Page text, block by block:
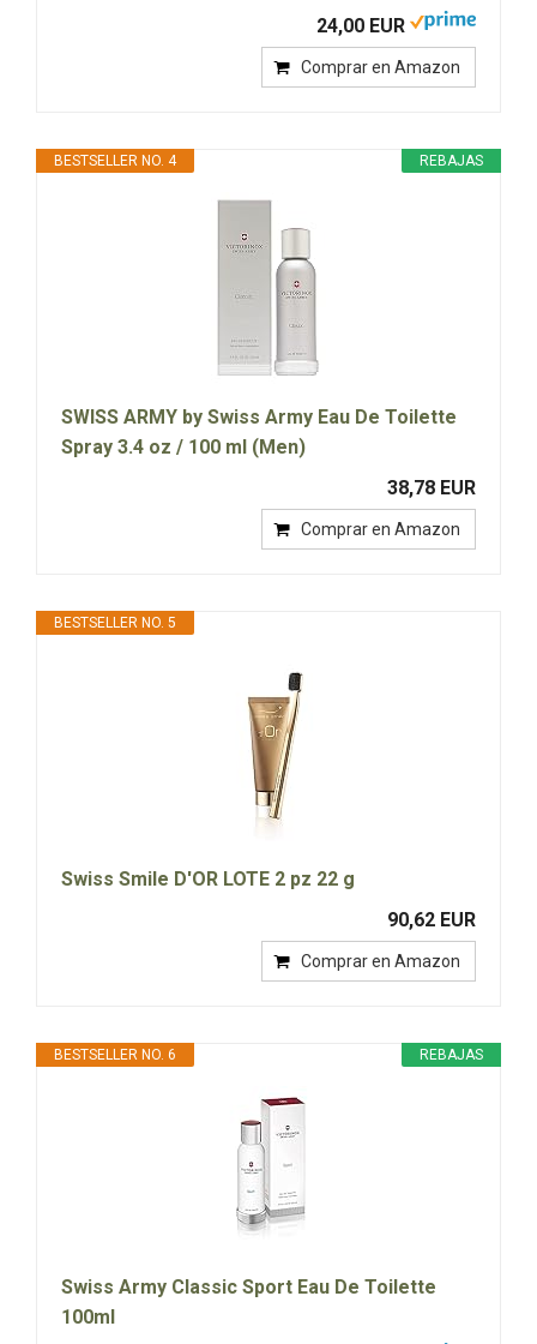
24,00 EUR
Comprar en Amazon
REBAJAS
BESTSELLER NO. 4
SWISS ARMY by Swiss Army Eau De Toilette
Spray 3.4 oz / 100 ml (Men)
38,78 EUR
Comprar en Amazon
BESTSELLER NO. 5
Swiss Smile D'OR LOTE 2 pz 22 g
90,62 EUR
Comprar en Amazon
REBAJAS
BESTSELLER NO. 6
Swiss Army Classic Sport Eau De Toilette
100ml